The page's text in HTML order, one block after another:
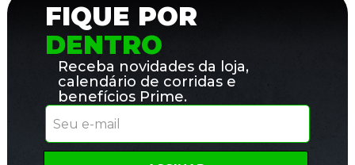
FIQUE POR
DENTRO
Receba novidades da loja,
calendário de corridas e
benefícios Prime.